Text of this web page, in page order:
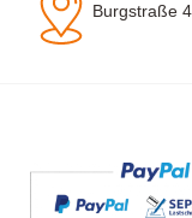
Burgstraße